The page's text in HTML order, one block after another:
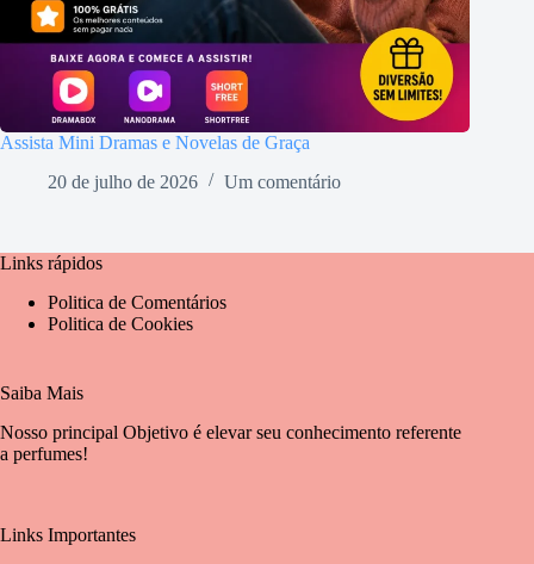
Assista Mini Dramas e Novelas de Graça
20 de julho de 2026
Um comentário
Links rápidos
Politica de Comentários
Politica de Cookies
Saiba Mais
Nosso principal Objetivo é elevar seu conhecimento referente
a perfumes!
Links Importantes